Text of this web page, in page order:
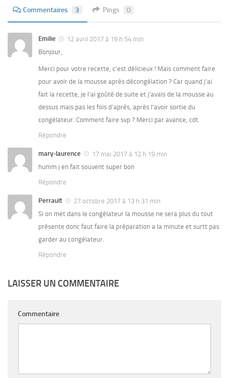
Commentaires 3 Pings 0
Emilie
12 avril 2017 à 19 h 54 min
Bonjour,
Merci pour votre recette, c’est délicieux ! Mais comment faire
pour avoir de la mousse après décongélation ? Car quand j’ai
fait la recette, je l’ai goûté de suite et j’avais de la mousse au
dessus mais pas les fois d’après, après l’avoir sortie du
congélateur. Comment faire svp ? Merci par avance, cdt
Répondre
mary-laurence
17 mai 2017 à 12 h 19 min
humm j en fait souvent super bon
Répondre
Perrault
27 octobre 2017 à 13 h 31 min
Si on met dans le congélateur la mousse ne sera plus du tout
présente donc faut faire la préparation a la minute et surtt pas
garder au congélateur.
Répondre
LAISSER UN COMMENTAIRE
Commentaire